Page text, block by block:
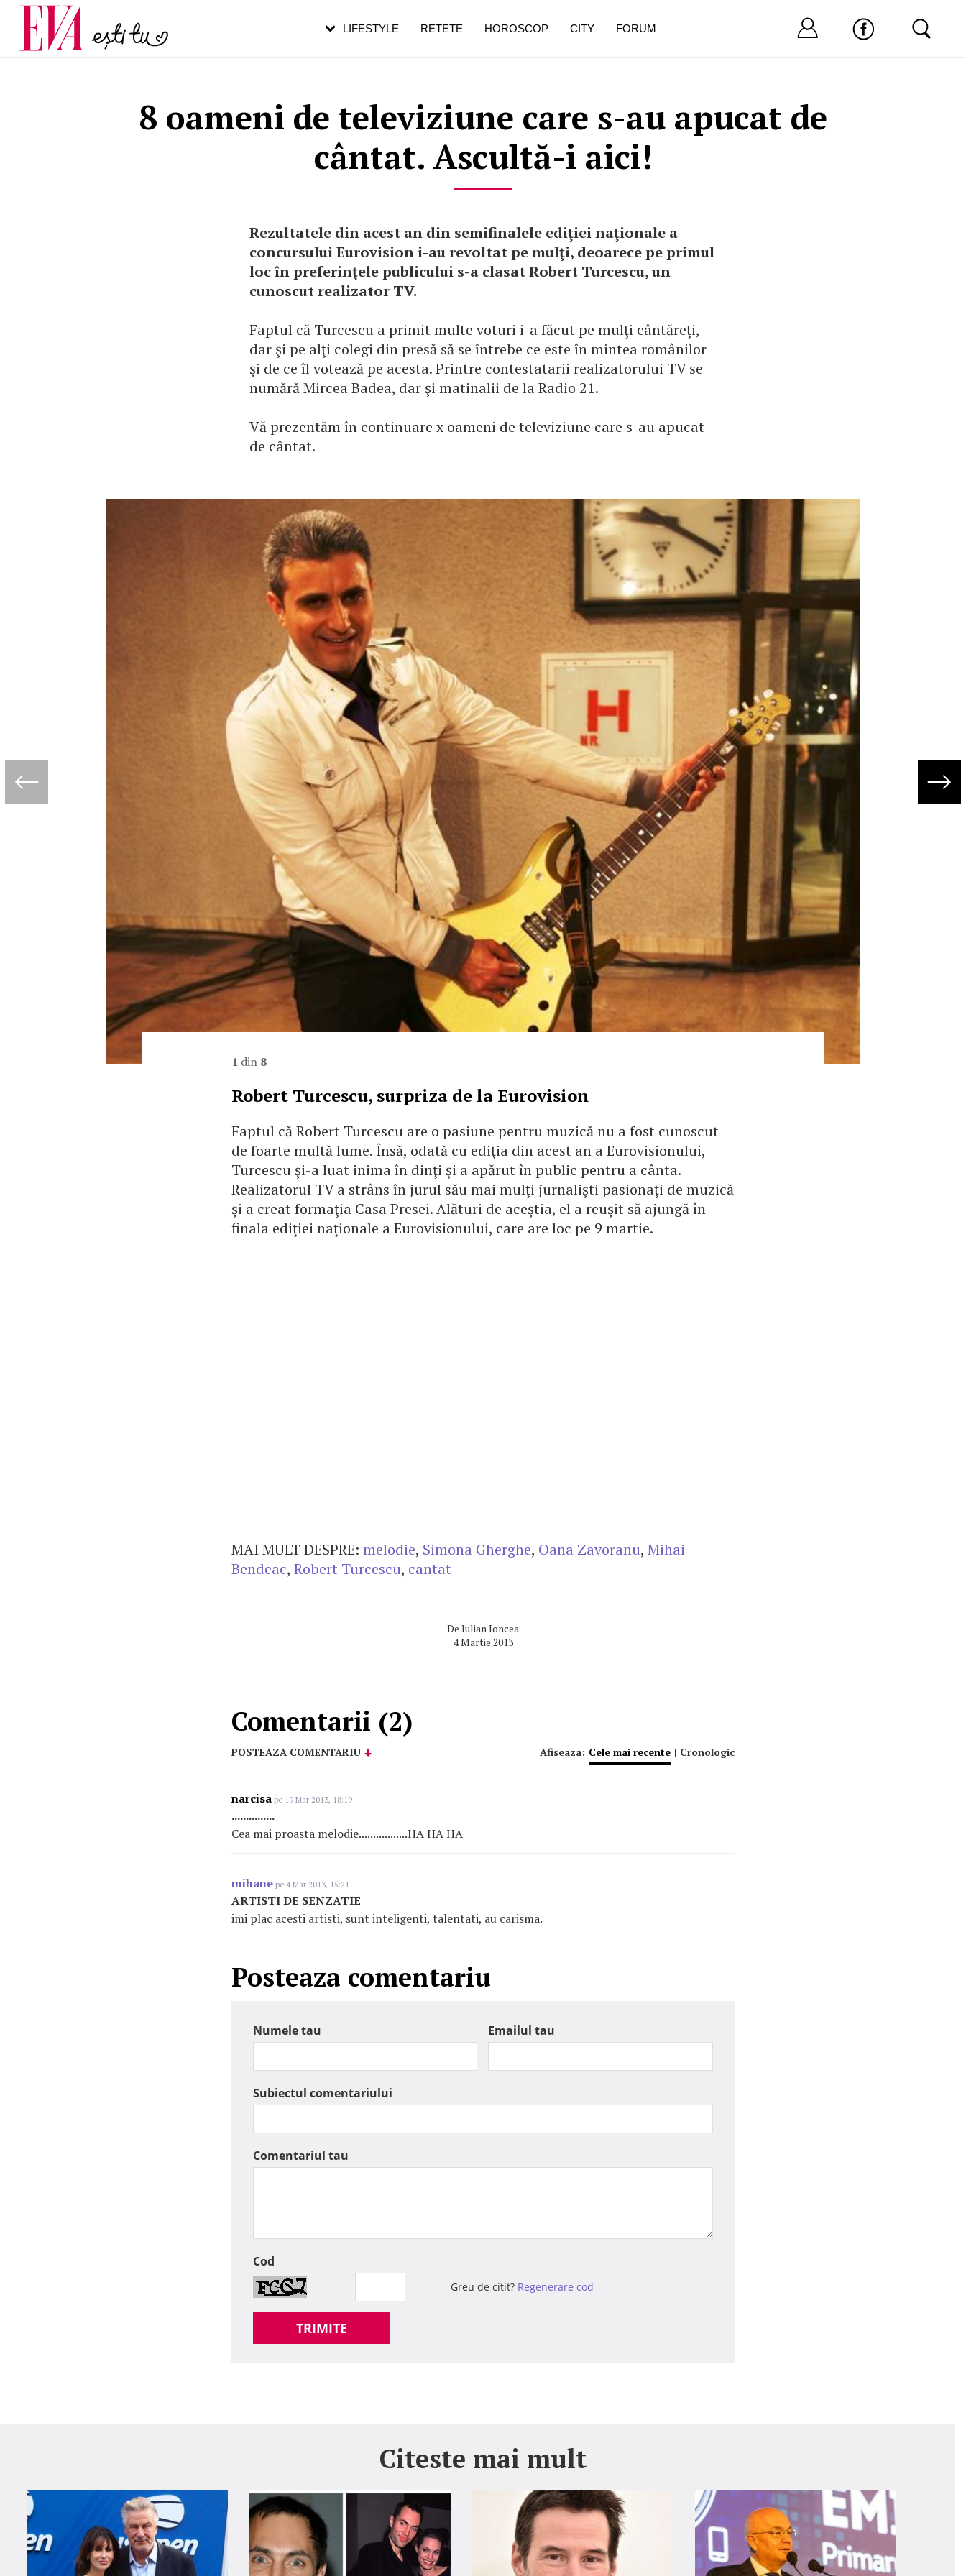
8 oameni de televiziune care s-au apucat de
cântat. Ascultă-i aici!
Rezultatele din acest an din semifinalele ediţiei naţionale a
concursului Eurovision i-au revoltat pe mulţi, deoarece pe primul
loc în preferinţele publicului s-a clasat Robert Turcescu, un
cunoscut realizator TV.
Faptul că Turcescu a primit multe voturi i-a făcut pe mulţi cântăreţi,
dar şi pe alţi colegi din presă să se întrebe ce este în mintea românilor
şi de ce îl votează pe acesta. Printre contestatarii realizatorului TV se
numără Mircea Badea, dar şi matinalii de la Radio 21.
Vă prezentăm în continuare x oameni de televiziune care s-au apucat
de cântat.
1 din 8
Robert Turcescu, surpriza de la Eurovision
Faptul că Robert Turcescu are o pasiune pentru muzică nu a fost cunoscut
de foarte multă lume. Însă, odată cu ediţia din acest an a Eurovisionului,
Turcescu şi-a luat inima în dinţi şi a apărut în public pentru a cânta.
Realizatorul TV a strâns în jurul său mai mulţi jurnalişti pasionaţi de muzică
şi a creat formaţia Casa Presei. Alături de aceştia, el a reuşit să ajungă în
finala ediţiei naţionale a Eurovisionului, care are loc pe 9 martie.
MAI MULT DESPRE: melodie, Simona Gherghe, Oana Zavoranu, Mihai
Bendeac, Robert Turcescu, cantat
De Iulian Ioncea
4 Martie 2013
Comentarii (2)
POSTEAZA COMENTARIU Afiseaza: Cele mai recente | Cronologic
narcisa pe 19 Mar 2013, 18:19
...............
Cea mai proasta melodie.................HA HA HA
mihane pe 4 Mar 2013, 15:21
ARTISTI DE SENZATIE
imi plac acesti artisti, sunt inteligenti, talentati, au carisma.
Posteaza comentariu
Numele tau Emailul tau
Subiectul comentariului
Comentariul tau
Cod
Greu de citit? Regenerare cod
TRIMITE
Citeste mai mult
LIFESTYLE RETETE HOROSCOP CITY FORUM Nu ai cont?
Carieră
Actualitate
pe măsură ce înaintezi în vârstă